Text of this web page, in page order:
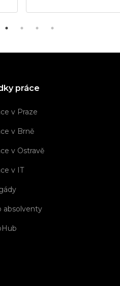
práce
v Praze
v Brně
v Ostravě
v IT
absolventy